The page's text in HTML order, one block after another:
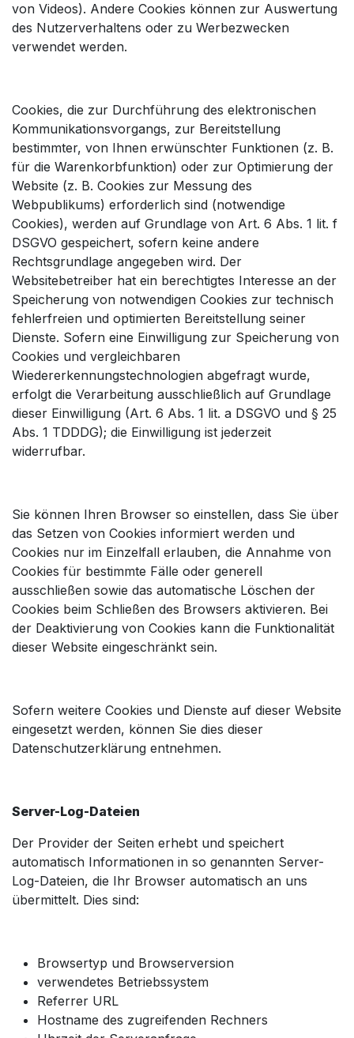
von Videos). Andere Cookies können zur Auswertung
des Nutzerverhaltens oder zu Werbezwecken
verwendet werden.
Cookies, die zur Durchführung des elektronischen
Kommunikationsvorgangs, zur Bereitstellung
bestimmter, von Ihnen erwünschter Funktionen (z. B.
für die Warenkorbfunktion) oder zur Optimierung der
Website (z. B. Cookies zur Messung des
Webpublikums) erforderlich sind (notwendige
Cookies), werden auf Grundlage von Art. 6 Abs. 1 lit. f
DSGVO gespeichert, sofern keine andere
Rechtsgrundlage angegeben wird. Der
Websitebetreiber hat ein berechtigtes Interesse an der
Speicherung von notwendigen Cookies zur technisch
fehlerfreien und optimierten Bereitstellung seiner
Dienste. Sofern eine Einwilligung zur Speicherung von
Cookies und vergleichbaren
Wiedererkennungstechnologien abgefragt wurde,
erfolgt die Verarbeitung ausschließlich auf Grundlage
dieser Einwilligung (Art. 6 Abs. 1 lit. a DSGVO und § 25
Abs. 1 TDDDG); die Einwilligung ist jederzeit
widerrufbar.
Sie können Ihren Browser so einstellen, dass Sie über
das Setzen von Cookies informiert werden und
Cookies nur im Einzelfall erlauben, die Annahme von
Cookies für bestimmte Fälle oder generell
ausschließen sowie das automatische Löschen der
Cookies beim Schließen des Browsers aktivieren. Bei
der Deaktivierung von Cookies kann die Funktionalität
dieser Website eingeschränkt sein.
Sofern weitere Cookies und Dienste auf dieser Website
eingesetzt werden, können Sie dies dieser
Datenschutzerklärung entnehmen.
Server-Log-Dateien
Der Provider der Seiten erhebt und speichert
automatisch Informationen in so genannten Server-
Log-Dateien, die Ihr Browser automatisch an uns
übermittelt. Dies sind:
Browsertyp und Browserversion
verwendetes Betriebssystem
Referrer URL
Hostname des zugreifenden Rechners